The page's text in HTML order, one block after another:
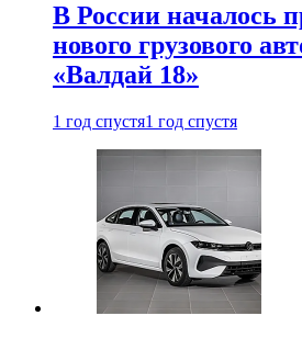
В России началось
нового грузового
«Валдай 18»
1 год спустя1 год спустя